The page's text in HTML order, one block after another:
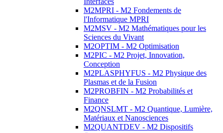
M2MPRI - M2 Fondements de
l'Informatique MPRI
M2MSV - M2 Mathématiques pour les
Sciences du Vivant
M2OPTIM - M2 Optimisation
M2PIC - M2 Projet, Innovation,
Conception
M2PLASPHYFUS - M2 Physique des
Plasmas et de la Fusion
M2PROBFIN - M2 Probabilités et
Finance
M2QNSLMT - M2 Quantique, Lumière,
Matériaux et Nanosciences
M2QUANTDEV - M2 Dispositifs